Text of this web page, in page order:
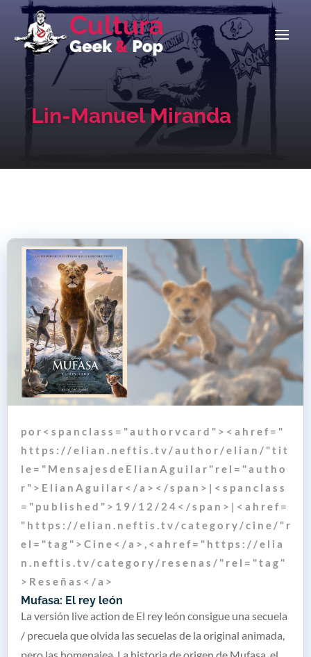
Lin-Manuel Miranda
Mufasa: El rey león
p o r < s p a n c l a s s = " a u t h o r v c a r d " > < a h r e f = "
h t t p s : / / e l i a n . n e f t i s . t v / a u t h o r / e l i a n / " t i t
l e = " M e n s a j e s d e E l i a n A g u i l a r " r e l = " a u t h o
r " > E l i a n A g u i l a r < / a > < / s p a n > | < s p a n c l a s s
= " p u b l i s h e d " > 1 9 / 1 2 / 2 4 < / s p a n > | < a h r e f =
" h t t p s : / / e l i a n . n e f t i s . t v / c a t e g o r y / c i n e / " r
e l = " t a g " > C i n e < / a > , < a h r e f = " h t t p s : / / e l i a
n . n e f t i s . t v / c a t e g o r y / r e s e n a s / " r e l = " t a g "
> R e s e ñ a s < / a >
La versión live action de El rey león consigue una secuela
/ precuela que olvida las secuelas de la original animada,